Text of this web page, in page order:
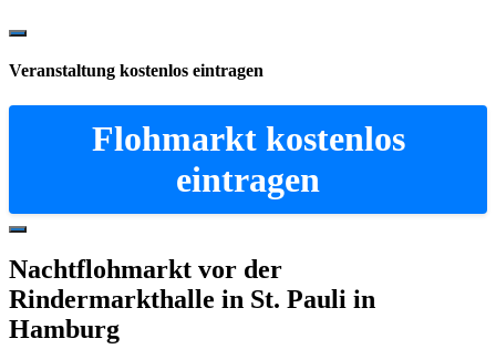
Show
Content
Veranstaltung kostenlos eintragen
Flohmarkt kostenlos
eintragen
Hide
Content
Nachtflohmarkt vor der
Rindermarkthalle in St. Pauli in
Hamburg